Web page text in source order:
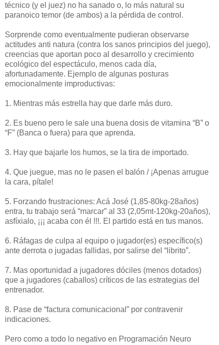
técnico (y el juez) no ha sanado o, lo más natural su
paranoico temor (de ambos) a la pérdida de control.
Sorprende como eventualmente pudieran observarse
actitudes anti natura (contra los sanos principios del juego),
creencias que aportan poco al desarrollo y crecimiento
ecológico del espectáculo, menos cada día,
afortunadamente. Ejemplo de algunas posturas
emocionalmente improductivas:
1. Mientras más estrella hay que darle más duro.
2. Es bueno pero le sale una buena dosis de vitamina “B” o
“F” (Banca o fuera) para que aprenda.
3. Hay que bajarle los humos, se la tira de importado.
4. Que juegue, mas no le pasen el balón / ¡Apenas arrugue
la cara, pítale!
5. Forzando frustraciones: Acá José (1,85-80kg-28años)
entra, tu trabajo será “marcar” al 33 (2,05mt-120kg-20años),
asfíxialo, ¡¡¡ acaba con él !!!. El partido está en tus manos.
6. Ráfagas de culpa al equipo o jugador(es) específico(s)
ante derrota o jugadas fallidas, por salirse del “librito”.
7. Mas oportunidad a jugadores dóciles (menos dotados)
que a jugadores (caballos) críticos de las estrategias del
entrenador.
8. Pase de “factura comunicacional” por contravenir
indicaciones.
Pero como a todo lo negativo en Programación Neuro